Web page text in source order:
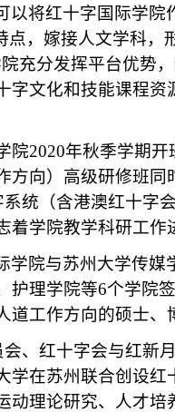
以将红十字国际学院
点，嫁接人文学科，
充分发挥平台优势
字文化和技能课程
院2020年秋季学期
方向）高级研修班同
统（含港澳红十字
学院教学科研工作
学院与苏州大学传媒
护理学院等6个学院
工作方向的硕士、
、红十字会与红新
学在苏州联合创设
动理论研究、人才